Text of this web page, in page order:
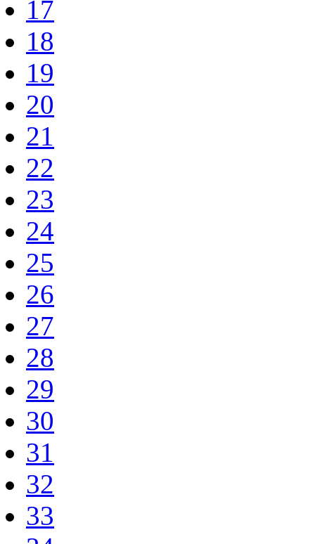
17
18
19
20
21
22
23
24
25
26
27
28
29
30
31
32
33